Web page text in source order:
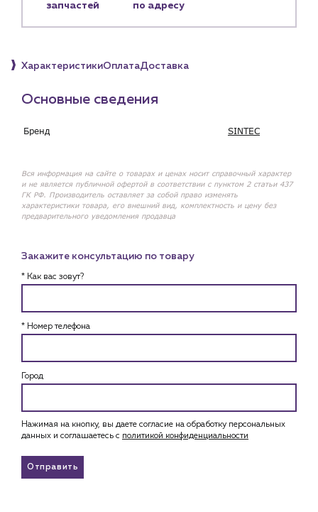
г. Краснодар, ул. Российская, 63
запчастей
по адресу
ХарактеристикиОплатаДоставка
Основные сведения
Бренд SINTEC
Вся информация на сайте о товарах и ценах носит справочный характер
и не является публичной офертой в соответствии с пунктом 2 статьи 437
ГК РФ. Производитель оставляет за собой право изменять
характеристики товара, его внешний вид, комплектность и цену без
предварительного уведомления продавца
Закажите консультацию по товару
* Как вас зовут?
* Номер телефона
Город
Нажимая на кнопку, вы даете согласие на обработку персональных
данных и соглашаетесь c политикой конфиденциальности
Отправить